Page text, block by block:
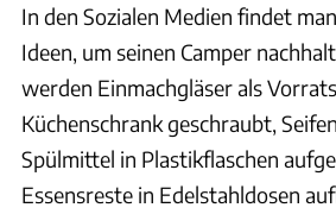
In den Sozialen Medien findet
Ideen, um seinen Camper
werden Einmachgläser als
Küchenschrank geschraubt,
Spülmittel in Plastikflaschen
Essensreste in Edelstahldosen